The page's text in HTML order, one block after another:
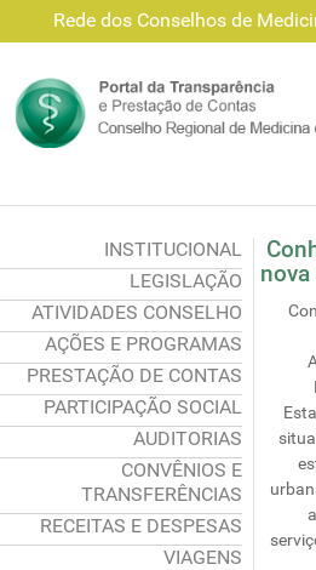
Rede dos Conselhos de
INSTITUCIONAL
LEGISLAÇÃO
ATIVIDADES CONSELHO
AÇÕES E PROGRAMAS
PRESTAÇÃO DE CONTAS
PARTICIPAÇÃO SOCIAL
AUDITORIAS
CONVÊNIOS E
TRANSFERÊNCIAS
RECEITAS E DESPESAS
VIAGENS
nova